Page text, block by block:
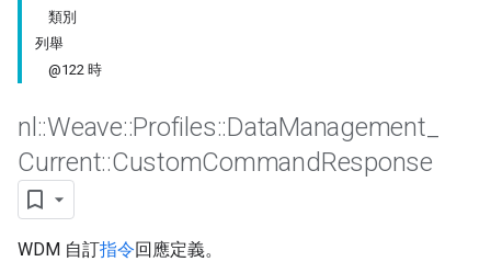
類別
列舉
@122 時
nl ::Weave::Profiles::DataManagement
Current::CustomCommandResponse
WDM 自訂指令回應定義。